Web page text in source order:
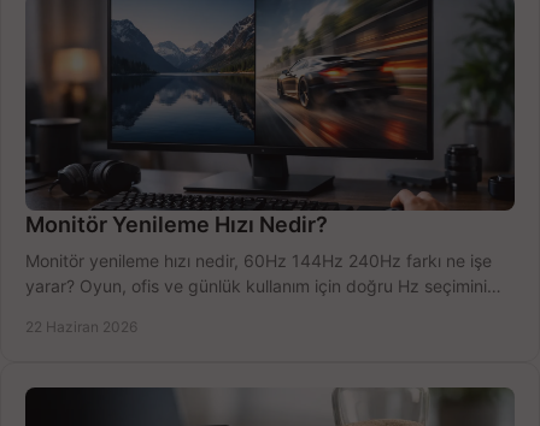
Monitör Yenileme Hızı Nedir?
Monitör yenileme hızı nedir, 60Hz 144Hz 240Hz farkı ne işe
yarar? Oyun, ofis ve günlük kullanım için doğru Hz seçimini
22 Haziran 2026